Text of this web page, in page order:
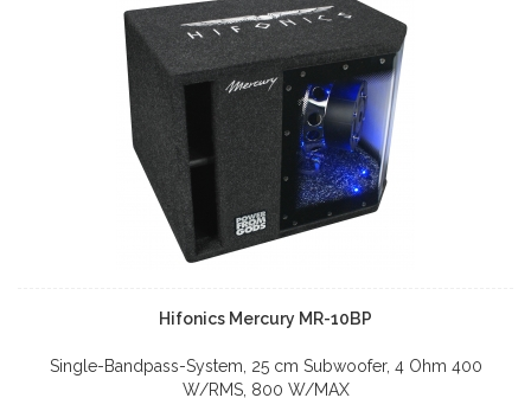
Hifonics Mercury MR-10BP
Single-Bandpass-System, 25 cm Subwoofer, 4 Ohm 400
W/RMS, 800 W/MAX